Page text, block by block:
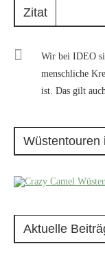
Zitat
Wir bei IDEO
menschliche
ist. Das gilt
Wüstentouren
Aktuelle